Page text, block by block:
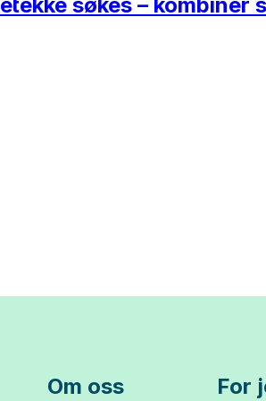
søkes – kombiner
Om oss For